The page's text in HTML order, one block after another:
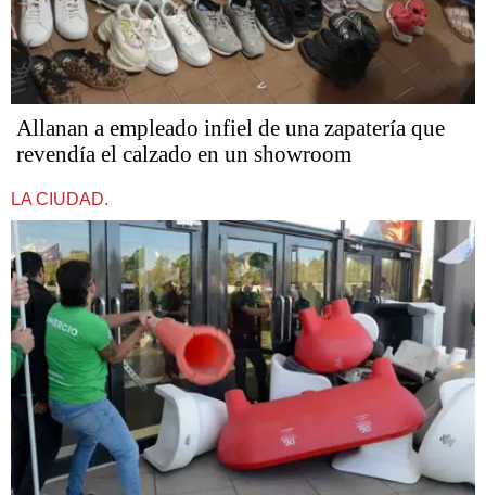
Allanan a empleado infiel de una zapatería que
revendía el calzado en un showroom
LA CIUDAD.